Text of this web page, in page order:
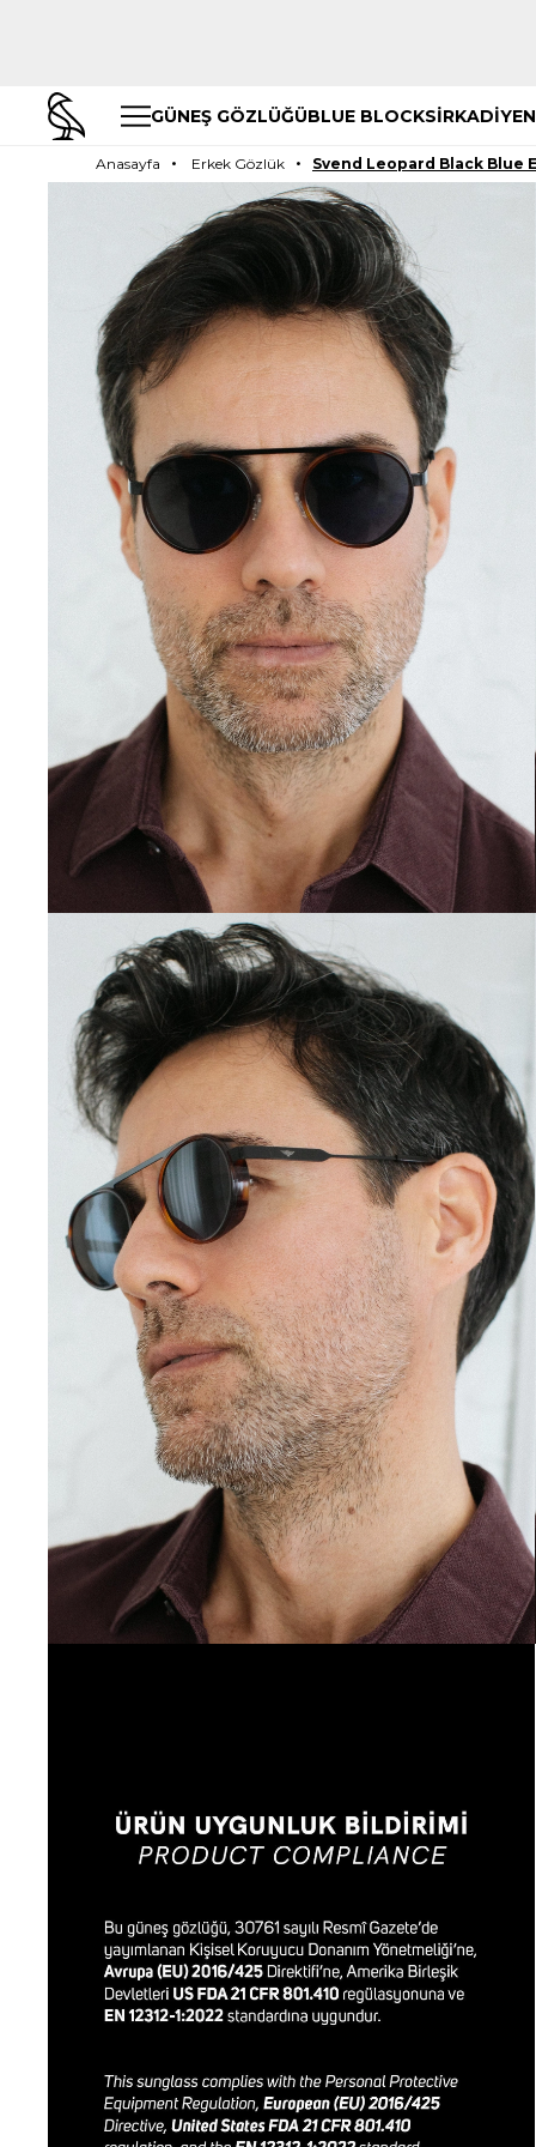
GÜNEŞ GÖZLÜĞÜBLUE BLOCK
Anasayfa Erkek Gözlük Svend Leopard Black Blue